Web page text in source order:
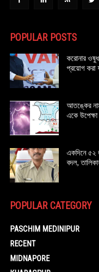
POPULAR POSTS
করোনার
প্রয়োগ করা
আতঙ্কের
একে
একদিনে ৫২
বদল,
POPULAR CATEGORY
PASCHIM MEDINIPUR
RECENT
MIDNAPORE